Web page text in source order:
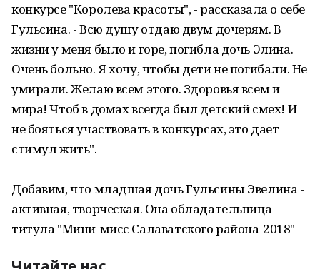
конкурсе "Королева красоты", - рассказала о себе
Гульсина. - Всю душу отдаю двум дочерям. В
жизни у меня было и горе, погибла дочь Элина.
Очень больно. Я хочу, чтобы дети не погибали. Не
умирали. Желаю всем этого. Здоровья всем и
мира! Чтоб в домах всегда был детский смех! И
не бояться участвовать в конкурсах, это дает
стимул жить".
Добавим, что младшая дочь Гульсины Эвелина -
активная, творческая. Она обладательница
титула "Мини-мисс Салаватского района-2018"